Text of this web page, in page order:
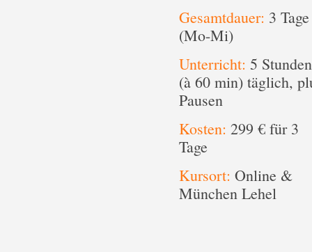
Gesamtdauer: 3 Tage
(Mo-Mi)
Unterricht: 5 Stunden
(à 60 min) täglich,
Pausen
Kosten: 299 € für 3
Tage
Kursort: Online &
München Lehel